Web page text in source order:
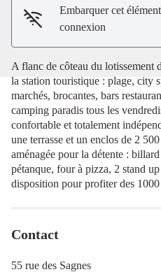
Embarquer cet
connexion
A flanc de côteau du lotissement
la station touristique : plage, city
marchés, brocantes, bars
camping paradis tous les
confortable et totalement
une terrasse et un enclos de 2
aménagée pour la détente :
pétanque, four à pizza, 2 stand
disposition pour profiter des
Contact
55 rue des Sagnes